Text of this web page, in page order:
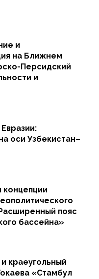
и
на Ближнем
Персидский
и
оси Узбекистан–
концепции
пояс
бассейна»
краеугольный
«Стамбул